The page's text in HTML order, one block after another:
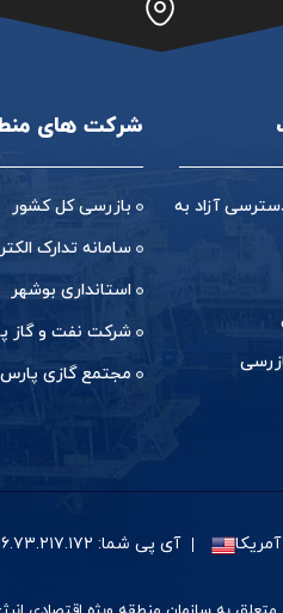
آزاد به
شرکت های
بازرسی کل کشور
سامانه تدارک
استانداری بوشهر
شرکت نفت و گاز
مجتمع گازی
آی پی شما: ۲۱۶.۷۳.۲۱۷.۱۷۲